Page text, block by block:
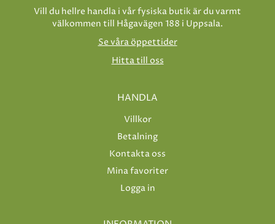
Vill du hellre handla i vår fysiska butik är du varmt
välkommen till Hågavägen 188 i Uppsala.
Se våra öppettider
Hitta till oss
HANDLA
Villkor
Betalning
Kontakta oss
Mina favoriter
Logga in